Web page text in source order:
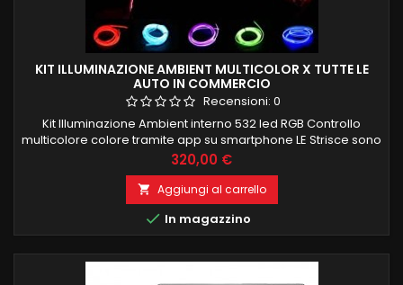
KIT ILLUMINAZIONE AMBIENT MULTICOLOR X TUTTE LE
AUTO IN COMMERCIO
Recensioni: 0
Kit Illuminazione Ambient interno 532 led RGB Controllo
multicolore colore tramite app su smartphone LE Strisce sono
composte de 100 led interni per una corretta ed uniforme
illuminazione e si possono anche tagliare a misura Kit è
composto da: 4 strisce porte 4 maniglie 4 portaoggetti porte
4 tappetini piedi 1 cruscotto frontale 4 PEZZI 75CM 1 PEZZO...
Prezzo
320,00 €
 Aggiungi al carrello
 In magazzino